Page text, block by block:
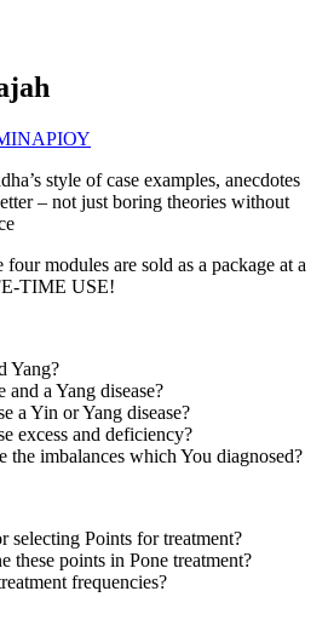
style of case examples, anecdotes
– not just boring theories without
modules are sold as a package at a
TIME USE!
Yang?
and a Yang disease?
a Yin or Yang disease?
excess and deficiency?
the imbalances which You diagnosed?
selecting Points for treatment?
these points in Pone treatment?
frequencies?